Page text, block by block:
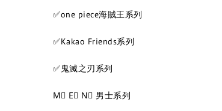
✅one piece海賊王系列
✅Kakao Friends系列
✅鬼滅之刃系列
M⃣ E⃣ N⃣ 男士系列